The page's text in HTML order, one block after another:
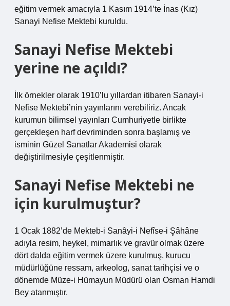
eğitim vermek amacıyla 1 Kasım 1914’te İnas (Kız)
Sanayi Nefise Mektebi kuruldu.
Sanayi Nefise Mektebi
yerine ne açıldı?
İlk örnekler olarak 1910’lu yıllardan itibaren Sanayi-i
Nefise Mektebi’nin yayınlarını verebiliriz. Ancak
kurumun bilimsel yayınları Cumhuriyetle birlikte
gerçekleşen harf devriminden sonra başlamış ve
isminin Güzel Sanatlar Akademisi olarak
değiştirilmesiyle çeşitlenmiştir.
Sanayi Nefise Mektebi ne
için kurulmuştur?
1 Ocak 1882’de Mekteb-i Sanâyi-i Nefîse-i Şâhâne
adıyla resim, heykel, mimarlık ve gravür olmak üzere
dört dalda eğitim vermek üzere kurulmuş, kurucu
müdürlüğüne ressam, arkeolog, sanat tarihçisi ve o
dönemde Müze-i Hümayun Müdürü olan Osman Hamdi
Bey atanmıştır.